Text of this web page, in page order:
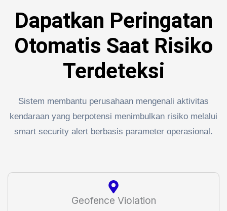
Dapatkan Peringatan
Otomatis Saat Risiko
Terdeteksi
Sistem membantu perusahaan mengenali aktivitas
kendaraan yang berpotensi menimbulkan risiko melalui
smart security alert berbasis parameter operasional.
Geofence Violation